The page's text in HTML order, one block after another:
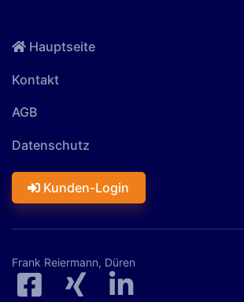
Hauptseite
Kontakt
AGB
Datenschutz
Kunden-Login
Frank Reiermann, Düren